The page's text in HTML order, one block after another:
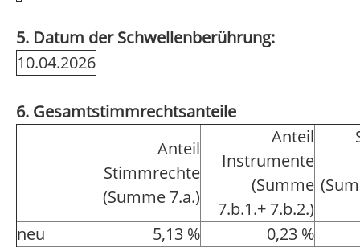
5. Datum der Schwellenberührung:
10.04.2026
6. Gesamtstimmrechtsanteile
Anteil
Stimmrechte
(Summe 7.a.)
Anteil
Instrumente
(Summe
7.b.1.+ 7.b.2.)
neu 5,13 %
0,23 %